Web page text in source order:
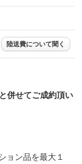
陸送費について聞く
併せてご成約頂い
ョン品を最大１